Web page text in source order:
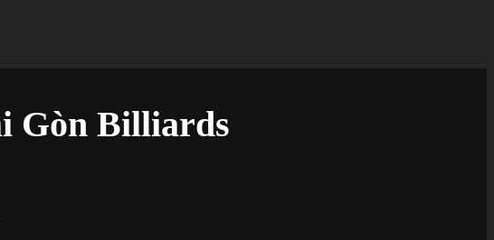
Gòn Billiards